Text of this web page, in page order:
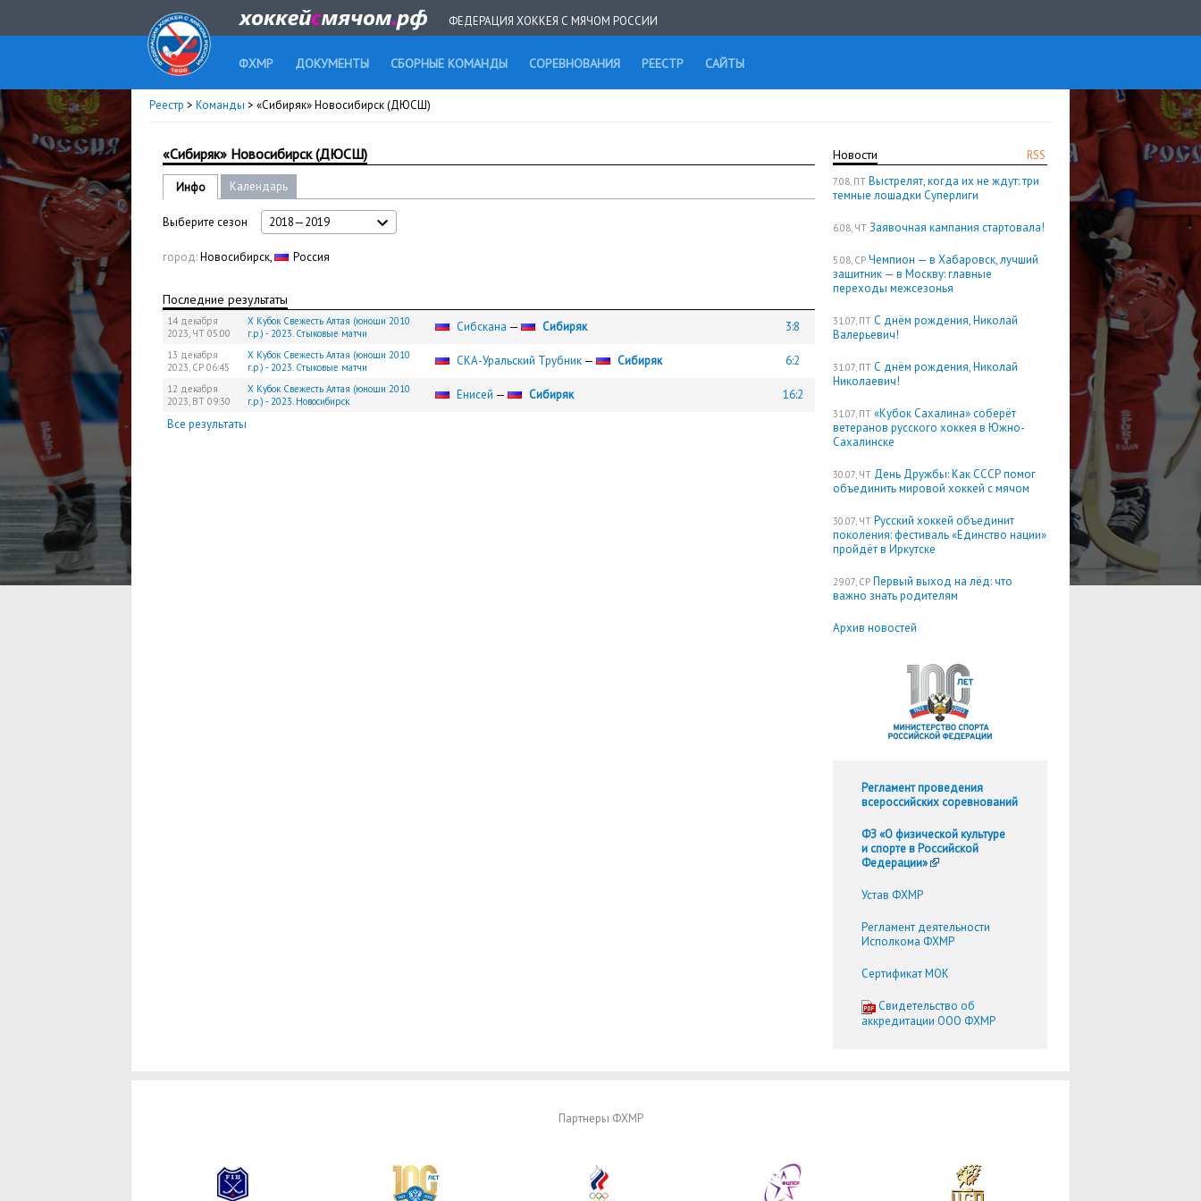
ФЕДЕРАЦИЯ ХОККЕЯ С МЯЧОМ РОССИИ
ФХМР ДОКУМЕНТЫ СБОРНЫЕ КОМАНДЫ СОРЕВНОВАНИЯ РЕЕСТР САЙТЫ
Реестр > Команды > «Сибиряк» Новосибирск (ДЮСШ)
RSS
Новости
7.08, ПТ Выстрелят, когда их не ждут: три
темные лошадки Суперлиги
6.08, ЧТ Заявочная кампания стартовала!
5.08, СР Чемпион — в Хабаровск, лучший
защитник — в Москву: главные
переходы межсезонья
31.07, ПТ С днём рождения, Николай
Валерьевич!
31.07, ПТ С днём рождения, Николай
Николаевич!
31.07, ПТ «Кубок Сахалина» соберёт
ветеранов русского хоккея в Южно-
Сахалинске
30.07, ЧТ День Дружбы: Как СССР помог
объединить мировой хоккей с мячом
30.07, ЧТ Русский хоккей объединит
поколения: фестиваль «Единство нации»
пройдёт в Иркутске
29.07, СР Первый выход на лёд: что
важно знать родителям
Архив новостей
Регламент проведения
всероссийских соревнований
ФЗ «О физической культуре
и спорте в Российской
Федерации»
Устав ФХМР
Регламент деятельности
Исполкома ФХМР
Сертификат МОК
Cвидетельство об
аккредитации ООО ФХМР
«Сибиряк» Новосибирск (ДЮСШ)
Инфо Календарь
Выберите сезон 2018—2019
город:Новосибирск, Россия
Последние результаты
14 декабря
2023, ЧТ 05:00
X Кубок Свежесть Алтая (юноши 2010
г.р.) - 2023. Стыковые матчи
Сибскана — Сибиряк 3:8
13 декабря
2023, СР 06:45
X Кубок Свежесть Алтая (юноши 2010
г.р.) - 2023. Стыковые матчи
СКА-Уральский Трубник — Сибиряк 6:2
12 декабря
2023, ВТ 09:30
X Кубок Свежесть Алтая (юноши 2010
г.р.) - 2023. Новосибирск
Енисей — Сибиряк
16:2
Все результаты
Партнеры ФХМР